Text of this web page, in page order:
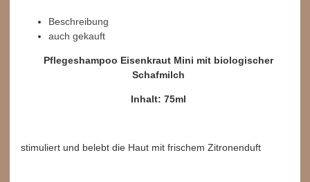
Beschreibung
auch gekauft
Pflegeshampoo Eisenkraut Mini mit biologischer
Schafmilch
Inhalt: 75ml
stimuliert und belebt die Haut mit frischem Zitronenduft